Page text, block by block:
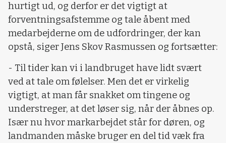
hurtigt ud, og derfor er det vigtigt at
forventningsafstemme og tale åbent med
medarbejderne om de udfordringer, der kan
opstå, siger Jens Skov Rasmussen og fortsætter:
- Til tider kan vi i landbruget have lidt svært
ved at tale om følelser. Men det er virkelig
vigtigt, at man får snakket om tingene og
understreger, at det løser sig, når der åbnes op.
Især nu hvor markarbejdet står for døren, og
landmanden måske bruger en del tid væk fra